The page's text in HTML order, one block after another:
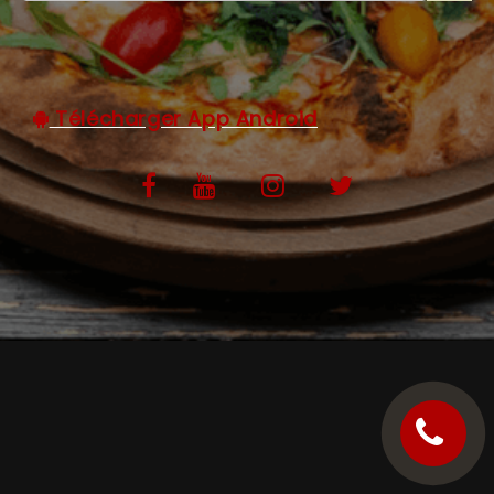
C.G.V
Télécharger App Android